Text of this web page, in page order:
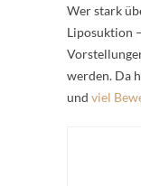
Wer stark
Liposuktion
werden. Da
und viel